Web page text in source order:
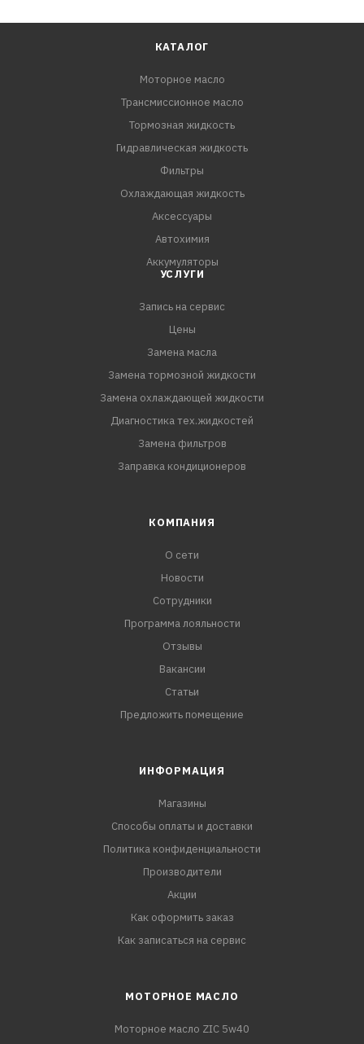
КАТАЛОГ
Моторное масло
Трансмиссионное масло
Тормозная жидкость
Гидравлическая жидкость
Фильтры
Охлаждающая жидкость
Аксессуары
Автохимия
Аккумуляторы
УСЛУГИ
Запись на сервис
Цены
Замена масла
Замена тормозной жидкости
Замена охлаждающей жидкости
Диагностика тех.жидкостей
Замена фильтров
Заправка кондиционеров
КОМПАНИЯ
О сети
Новости
Сотрудники
Программа лояльности
Отзывы
Вакансии
Статьи
Предложить помещение
ИНФОРМАЦИЯ
Магазины
Способы оплаты и доставки
Политика конфиденциальности
Производители
Акции
Как оформить заказ
Как записаться на сервис
МОТОРНОЕ МАСЛО
Моторное масло ZIC 5w40